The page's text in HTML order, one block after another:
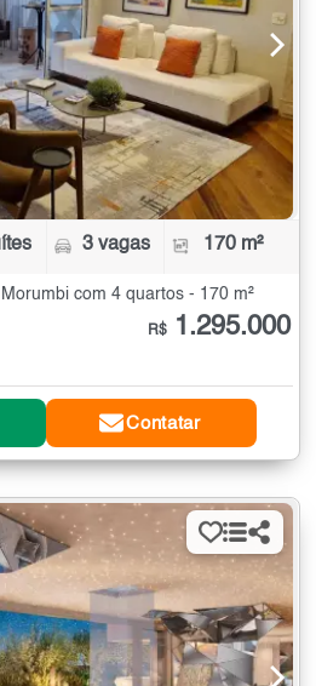
3 vagas 170 m²
com 4 quartos - 170 m²
R$ 1.295.000
Contatar